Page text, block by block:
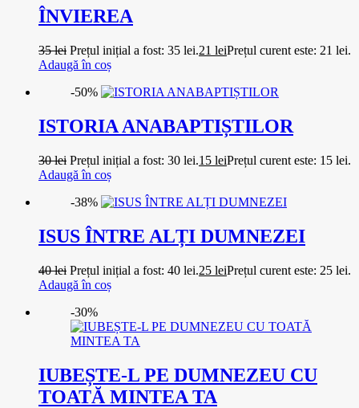
ÎNVIEREA
35lei Prețul inițial a fost: 35 lei.21 leiPrețul curent este: 21 lei.
Adaugă în coș
-50%
ISTORIA ANABAPTIȘTILOR
30lei Prețul inițial a fost: 30 lei.15 leiPrețul curent este: 15 lei.
Adaugă în coș
-38%
ISUS ÎNTRE ALȚI DUMNEZEI
40lei Prețul inițial a fost: 40 lei.25 leiPrețul curent este: 25 lei.
Adaugă în coș
-30%
IUBEȘTE-L PE DUMNEZEU CU
TOATĂ MINTEA TA